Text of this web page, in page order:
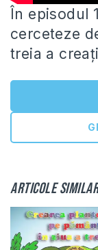
În episodul
cerceteze
treia a
Articole